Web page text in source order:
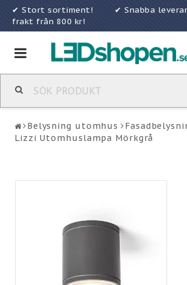
✔ Stort sortiment! ✔ Snabba
frakt från 800 kr!
Toggle
navigation
Belysning utomhus
Lizzi Utomhuslampa Mörkgrå